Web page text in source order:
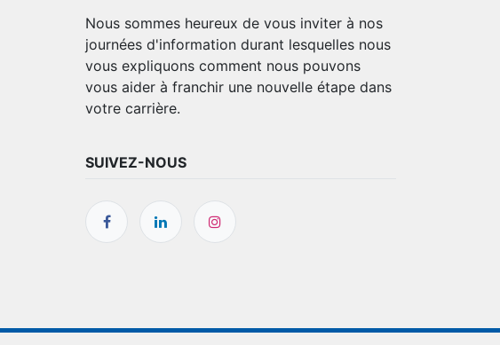
Nous sommes heureux de vous inviter à nos
journées d'information durant lesquelles nous
vous expliquons comment nous pouvons
vous aider à franchir une nouvelle étape dans
votre carrière.
SUIVEZ-NOUS